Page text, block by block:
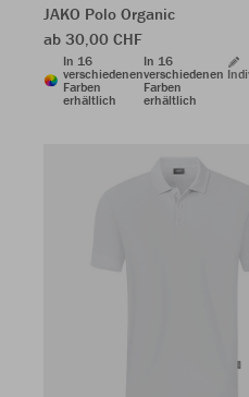
JAKO Polo Organic
ab 30,00 CHF
In 16
verschiedenen
Farben
erhältlich
In 16
verschiedenen
Farben
erhältlich